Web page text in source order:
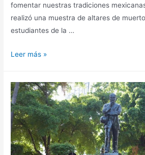
fomentar nuestras tradiciones
realizó una muestra de altares de
estudiantes de la …
Leer más »